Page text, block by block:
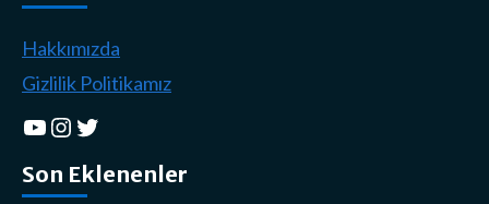
Hakkımızda
Gizlilik Politikamız
YouTube
Instagram
Twitter
Son Eklenenler